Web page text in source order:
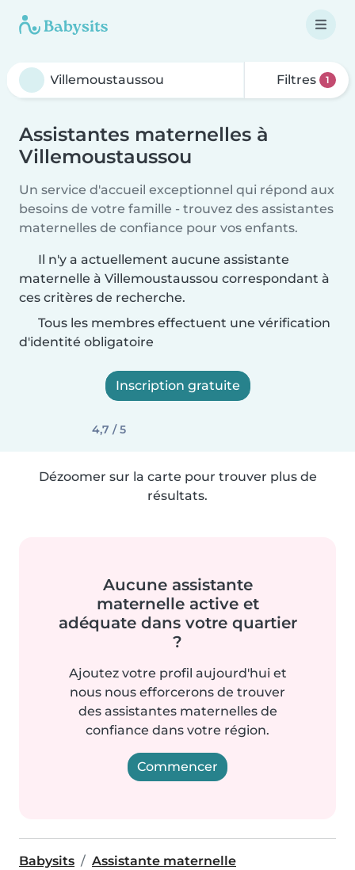
Filtres 1
Assistantes maternelles à
Villemoustaussou
Un service d'accueil exceptionnel qui répond aux
besoins de votre famille - trouvez des assistantes
maternelles de confiance pour vos enfants.
Il n'y a actuellement aucune assistante
maternelle à Villemoustaussou correspondant à
ces critères de recherche.
Tous les membres effectuent une vérification
d'identité obligatoire
Inscription gratuite
4,7 / 5
Dézoomer sur la carte pour trouver plus de
résultats.
Aucune assistante
maternelle active et
adéquate dans votre quartier
?
Ajoutez votre profil aujourd'hui et
nous nous efforcerons de trouver
des assistantes maternelles de
confiance dans votre région.
Commencer
Babysits
Assistante maternelle